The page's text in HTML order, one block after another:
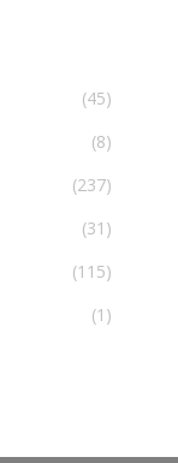
(45)
(8)
(237)
(31)
(115)
(1)